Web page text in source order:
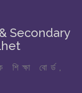
Secondary
বোর্ড,